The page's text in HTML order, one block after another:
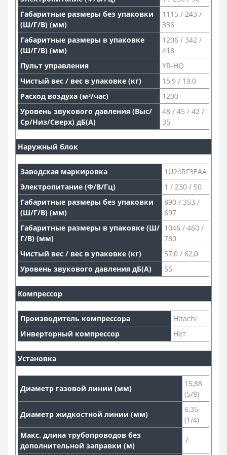
Габаритные размеры без упаковки
(Ш/Г/В) (мм)
1115 / 243 /
336
Габаритные размеры в упаковке
(Ш/Г/В) (мм)
1206 / 342 /
418
Пульт управления
YR-HQ
Чистый вес / вес в упаковке (кг)
15,9 / 19,0
Расход воздуха (м³/час)
1200
Уровень звукового давления (Выс/
Ср/Низ/Сверх) дБ(А)
48 / 45 / 42 /
35
Наружный блок
Заводская маркировка
1U24RF3EAA
Электропитание (Ф/В/Гц)
1 / 230 / 50
Габаритные размеры без упаковки
(Ш/Г/В) (мм)
890 / 353 /
697
Габаритные размеры в упаковке (Ш/
Г/В) (мм)
1046 / 460 /
780
Чистый вес / вес в упаковке (кг)
57,0 / 62,0
Уровень звукового давления дБ(А)
55
Компрессор
Производитель компрессора
Hitachi
Инверторный компрессор
Нет
Установка
Диаметр газовой линии (мм)
15,88
(5/8)
Диаметр жидкостной линии (мм)
6,35
(1/4)
Макс. длина трубопроводов без
дополнительной заправки (м)
7